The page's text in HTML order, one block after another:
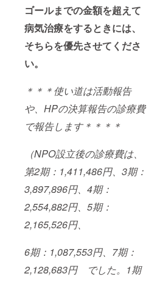
ゴールまでの金額を超えて
病気治療をするときには、
そちらを優先させてくださ
い。
＊＊＊使い道は活動報告
や、HPの決算報告の診療費
で報告します＊＊＊＊
（NPO設立後の診療費は、
第2期：1,411,486円、3期：
3,897,896円、4期：
2,554,882円、5期：
2,165,526円、
6期：1,087,553円、7期：
2,128,683円 でした。1期